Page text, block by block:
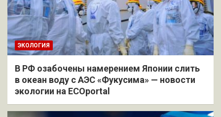
ЭКОЛОГИЯ
В РФ озабочены намерением Японии слить
в океан воду с АЭС «Фукусима» — новости
экологии на ECOportal